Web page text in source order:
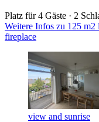
Platz für 4 Gäste · 2
Weitere Infos zu 125
fireplace
view and sunrise